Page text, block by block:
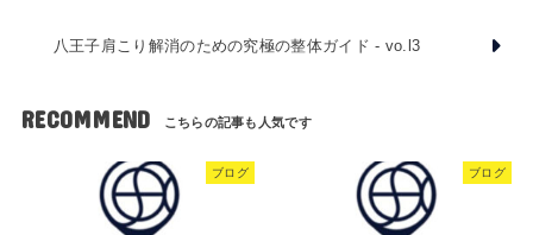
八王子肩こり解消のための究極の整体ガイド - vo.l3
RECOMMEND
ブログ ブログ